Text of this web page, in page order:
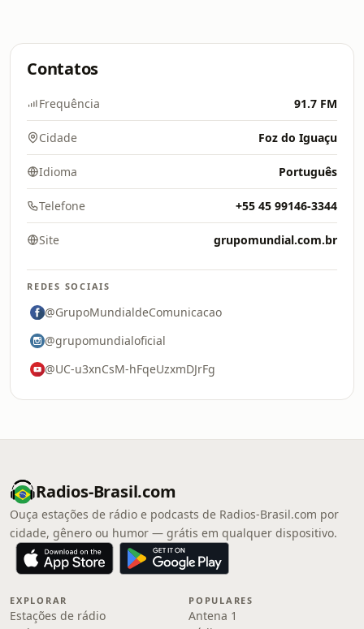
Contatos
Frequência 91.7 FM
Cidade Foz do Iguaçu
Idioma Português
Telefone +55 45 99146-3344
Site grupomundial.com.br
REDES SOCIAIS
@GrupoMundialdeComunicacao
@grupomundialoficial
@UC-u3xnCsM-hFqeUzxmDJrFg
Radios-Brasil.com
Ouça estações de rádio e podcasts de Radios-Brasil.com por
cidade, gênero ou humor — grátis em qualquer dispositivo.
EXPLORAR
Estações de rádio
POPULARES
Antena 1